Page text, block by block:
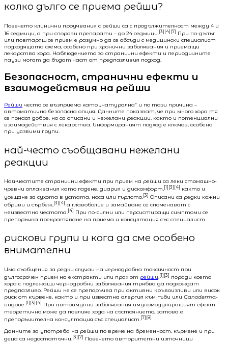
колко дълго се приема рейши?
Повечето клинични проучвания с рейши са с продължителност между 4 и
16 седмици, а при спорови препарати – до 24 седмици.[3][4][7] При по-дълъг
или повтарящ се прием е разумно да се обсъди с медицински специалист
подходящата схема, особено при хронични заболявания и приемащи
лекарства хора. Наблюдението за странични ефекти и периодичните
паузи могат да бъдат част от предпазливия подход.
Безопасност, странични ефекти и
взаимодействия на рейши
Рейши често се възприема като „натурална“ и по тази причина –
автоматично безопасна опция. Данните показват, че при много хора тя
се понася добре, но са описани и нежелани реакции, както и потенциални
взаимодействия с лекарства. Информираният подход е ключов, особено
при уязвими групи.
най-често съобщавани нежелани
реакции
Най-честите странични ефекти при прием на рейши са леки стомашно-
чревни оплаквания като гадене, диария и дискомфорт,[1][3][4] както и
усещане за сухота в устата, носа или гърлото.[3] Описани са редки кожни
обриви и сърбеж,[3][4] а главоболие и замайване се споменават с
неизвестна честота.[4] При по-силни или персистиращи симптоми се
препоръчва прекратяване на приема и консултация със специалист.
рискови групи и кога да сме особено
внимателни
Има съобщения за редки случаи на чернодробна токсичност при
дългосрочен прием на екстракти или прах от рейши,[1][3] поради което
хора с подлежащи чернодробни заболявания трябва да подхождат
предпазливо. Рейши не се препоръчва при активни кръвоизливи или висок
риск от кървене, както и при известна алергия към гъби или Ganoderma-
видове.[1][3][4] При автоимунни заболявания имуномодулиращият ефект
теоретично може да повлияе хода на състоянието, затова е
препоръчителна консултация със специалист.[7][8]
Данните за употреба на рейши по време на бременност, кърмене и при
деца са недостатъчни.[3][7] Повечето авторитетни източници